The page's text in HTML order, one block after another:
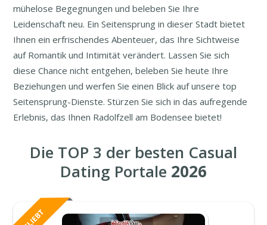
mühelose Begegnungen und beleben Sie Ihre
Leidenschaft neu. Ein Seitensprung in dieser Stadt bietet
Ihnen ein erfrischendes Abenteuer, das Ihre Sichtweise
auf Romantik und Intimität verändert. Lassen Sie sich
diese Chance nicht entgehen, beleben Sie heute Ihre
Beziehungen und werfen Sie einen Blick auf unsere top
Seitensprung-Dienste. Stürzen Sie sich in das aufregende
Erlebnis, das Ihnen Radolfzell am Bodensee bietet!
Die TOP 3 der besten Casual
Dating Portale 2026